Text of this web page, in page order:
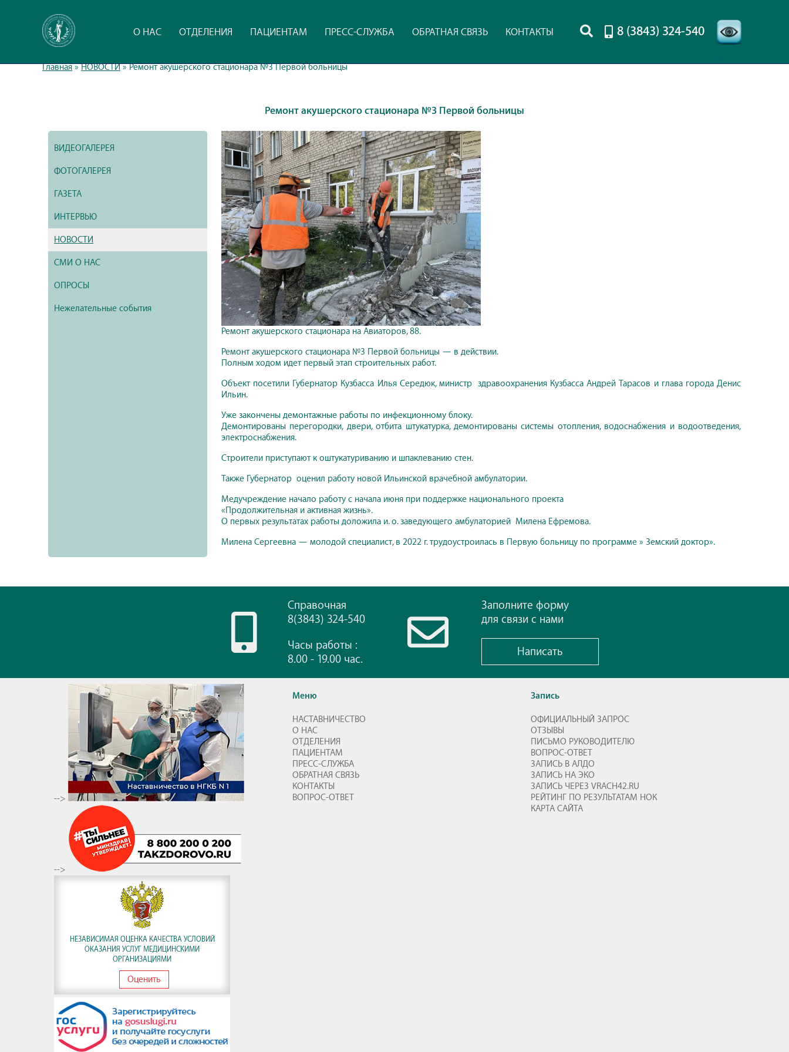
О НАС ОТДЕЛЕНИЯ ПАЦИЕНТАМ ПРЕСС-СЛУЖБА ОБРАТНАЯ СВЯЗЬ КОНТАКТЫ 8 (3843) 324-540
Главная»НОВОСТИ»Ремонт акушерского стационара №3 Первой больницы
Ремонт акушерского стационара №3 Первой больницы
ВИДЕОГАЛЕРЕЯ
ФОТОГАЛЕРЕЯ
ГАЗЕТА
ИНТЕРВЬЮ
НОВОСТИ
СМИ О НАС
ОПРОСЫ
Нежелательные события
Ремонт акушерского стационара на Авиаторов, 88.
Ремонт акушерского стационара №3 Первой больницы — в действии.
Полным ходом идет первый этап строительных работ.
Объект посетили Губернатор Кузбасса Илья Середюк, министр здравоохранения Кузбасса Андрей Тарасов и глава города Денис
Ильин.
Уже закончены демонтажные работы по инфекционному блоку.
Демонтированы перегородки, двери, отбита штукатурка, демонтированы системы отопления, водоснабжения и водоотведения,
электроснабжения.
Строители приступают к оштукатуриванию и шпаклеванию стен.
Также Губернатор оценил работу новой Ильинской врачебной амбулатории.
Медучреждение начало работу с начала июня при поддержке национального проекта
«Продолжительная и активная жизнь».
О первых результатах работы доложила и. о. заведующего амбулаторией Милена Ефремова.
Милена Сергеевна — молодой специалист, в 2022 г. трудоустроилась в Первую больницу по программе » Земский доктор».
Справочная
8(3843) 324-540
Часы работы :
8.00 - 19.00 час.
Заполните форму
для связи с нами
Написать
-->
-->
НЕЗАВИСИМАЯ ОЦЕНКА КАЧЕСТВА УСЛОВИЙ
ОКАЗАНИЯ УСЛУГ МЕДИЦИНСКИМИ
ОРГАНИЗАЦИЯМИ
Оценить
Меню
НАСТАВНИЧЕСТВО
О НАС
ОТДЕЛЕНИЯ
ПАЦИЕНТАМ
ПРЕСС-СЛУЖБА
ОБРАТНАЯ СВЯЗЬ
КОНТАКТЫ
ВОПРОС-ОТВЕТ
Запись
ОФИЦИАЛЬНЫЙ ЗАПРОС
ОТЗЫВЫ
ПИСЬМО РУКОВОДИТЕЛЮ
ВОПРОС-ОТВЕТ
ЗАПИСЬ В АЛДО
ЗАПИСЬ НА ЭКО
ЗАПИСЬ ЧЕРЕЗ VRACH42.RU
РЕЙТИНГ ПО РЕЗУЛЬТАТАМ НОК
КАРТА САЙТА